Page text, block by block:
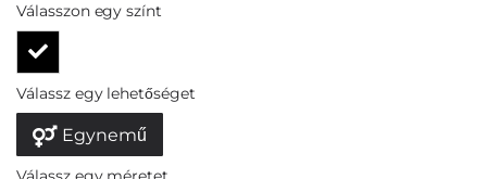
Válasszon egy színt
Válassz egy lehetőséget
Egynemű